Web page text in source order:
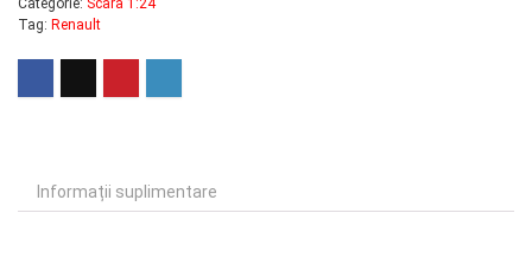
Categorie: Scara 1:24
Tag: Renault
Informații suplimentare